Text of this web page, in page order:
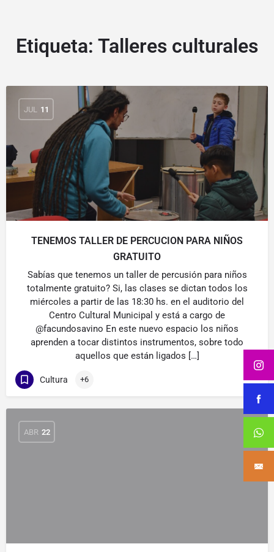
Etiqueta: Talleres culturales
JUL 11
TENEMOS TALLER DE PERCUCION PARA NIÑOS
GRATUITO
Sabías que tenemos un taller de percusión para niños
totalmente gratuito? Si, las clases se dictan todos los
miércoles a partir de las 18:30 hs. en el auditorio del
Centro Cultural Municipal y está a cargo de
@facundosavino En este nuevo espacio los niños
aprenden a tocar distintos instrumentos, sobre todo
aquellos que están ligados […]
Cultura +6
ABR 22